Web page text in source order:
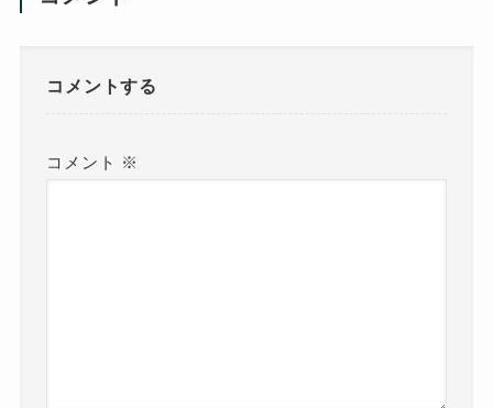
コメントする
コメント ※